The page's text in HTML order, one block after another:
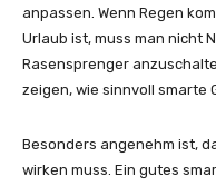
anpassen. Wenn Regen
Urlaub ist, muss man nicht
Rasensprenger
zeigen, wie sinnvoll smarte
Besonders angenehm ist,
wirken muss. Ein gutes